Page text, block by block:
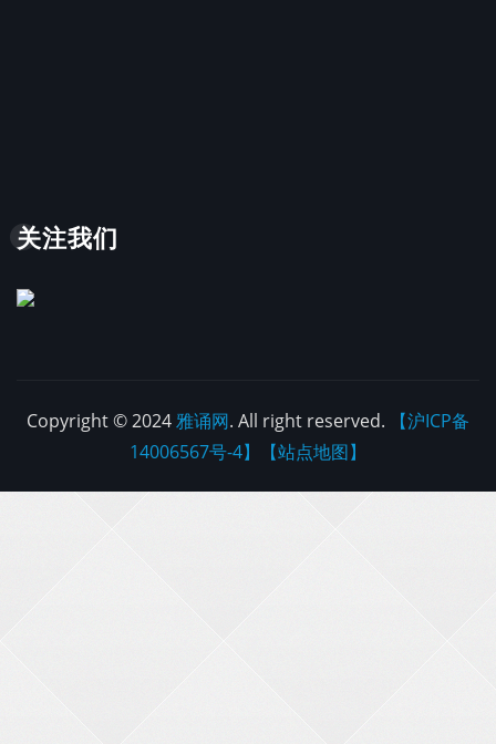
关注我们
Copyright © 2024雅诵网. All right reserved.
【沪ICP备
14006567号-4】
【站点地图】